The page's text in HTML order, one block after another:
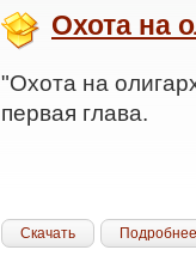
Охота на
"Охота на
первая глава.
Скачать Подробнее